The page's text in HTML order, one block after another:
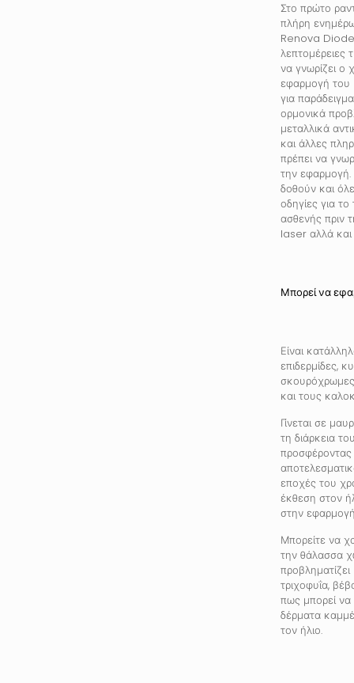
Στο πρώτο
πλήρη
Renova Diode
λεπτομέρειες
να γνωρίζει ο
εφαρμογή του
για
ορμονικά
μεταλλικά
και άλλες
πρέπει να
την εφαρμογή.
δοθούν και
οδηγίες για το
ασθενής πριν
laser αλλά και
Μπορεί να
Είναι
επιδερμίδες,
σκουρόχρωμες
και τους
Γίνεται σε
τη διάρκεια
προσφέροντας
εποχές του
έκθεση στον
στην
Μπορείτε να
την θάλασσα
τριχοφυΐα,
πως μπορεί να
δέρματα
τον ήλιο.